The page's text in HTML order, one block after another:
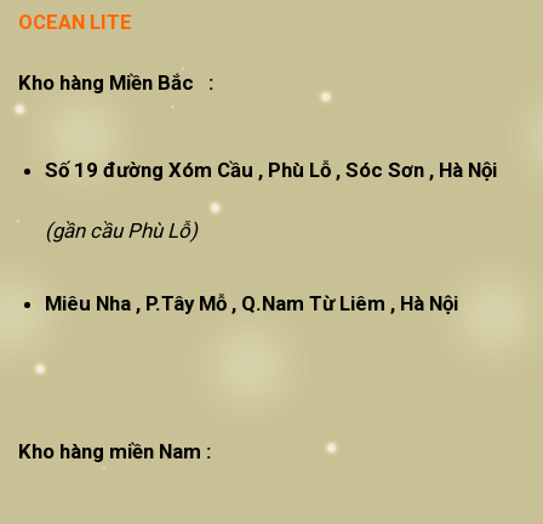
OCEAN LITE
Kho hàng Miền Bắc :
Số 19 đường Xóm Cầu , Phù Lỗ , Sóc Sơn , Hà Nội
(gần cầu Phù Lỗ)
Miêu Nha , P.Tây Mỗ , Q.Nam Từ Liêm , Hà Nội
Kho hàng miền Nam :